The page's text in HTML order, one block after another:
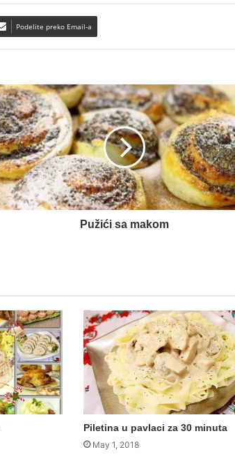
Podelite preko Email-a
Pužići sa makom
Piletina u pavlaci za 30 minuta
May 1, 2018